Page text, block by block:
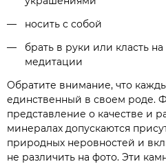
носить с собой
брать в руки или класть
медитации
Обратите внимание, что
единственный в своем роде.
представление о качестве и
минералах допускаются
природных неровностей и
не различить на фото. Эти